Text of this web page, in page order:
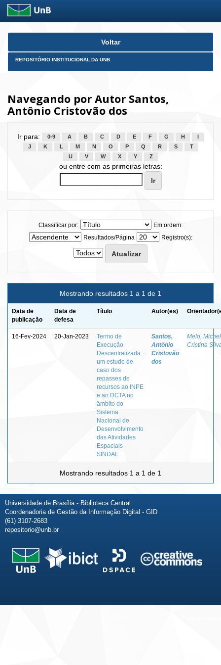
Skip
Voltar
REPOSITÓRIO INSTITUCIONAL DA UNB
Navegando por Autor Santos,
Antônio Cristovão dos
Ir para: 0-9 A B C D E F G H
J
K L M N O P Q R S
T
U
V W X Y Z
ou entre com as primeiras letras:
Classificar por:
Em ordem:
Resultados/Página
Registro(s):
Mostrando resultados 1 a 1 de 1
Data de
publicação
Data de
defesa
Título Autor(es)
16-Fev-2024 20-Jan-2023
Termo de
Execução
Descentralizada :
um estudo de
caso dos
repasses de
recursos ao INPE
e ao DCTA no
âmbito do
Sistema
Nacional de
Desenvolvimento
das Atividades
Espaciais -
SINDAE
Santos,
Antônio
Cristovão
dos
Melo,
Cristina
Mostrando resultados 1 a 1 de 1
Universidade de Brasília - Biblioteca Central
Coordenadoria de Gestão da Informação Digital - GID
(61) 3107-2683
repositorio@unb.br